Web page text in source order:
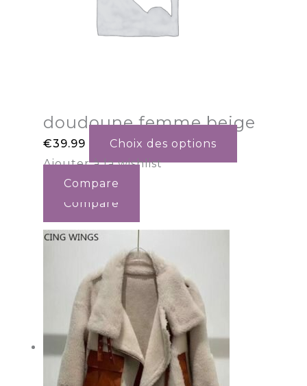
doudoune femme beige
€39.99
Choix des options
Ajouter à la wishlist
Compare
Compare